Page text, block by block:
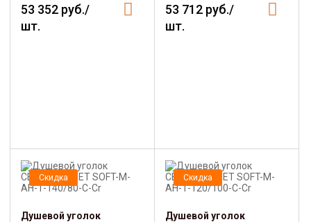
53 352 руб./
шт.
53 712 руб./
шт.
Скидка
Душевой уголок
Скидка
Душевой уголок